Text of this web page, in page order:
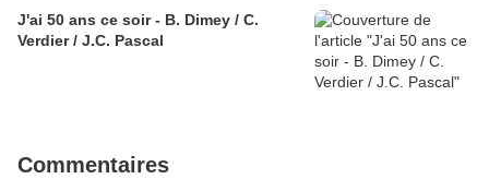
J'ai 50 ans ce soir - B. Dimey / C.
Verdier / J.C. Pascal
Commentaires